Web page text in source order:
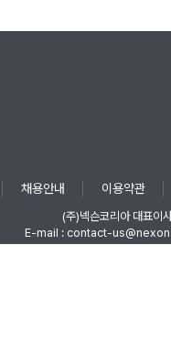
채용안내 이용약관
(주)넥슨코리아 대표이
E-mail : contact-